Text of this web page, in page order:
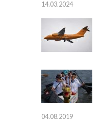
14.03.2024
04.08.2019